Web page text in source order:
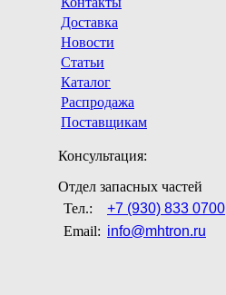
Доставка
Новости
Статьи
Каталог
Распродажа
Поставщикам
Консультация:
Отдел запасных частей
Тел.:
+7 (930) 833 0700
Email: info@mhtron.ru